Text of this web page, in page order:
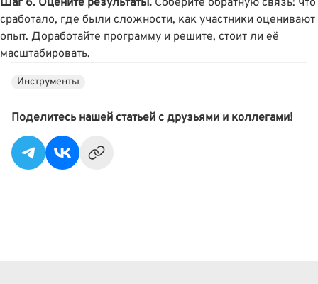
Шаг 6. Оцените результаты. Соберите обратную связь: что
сработало, где были сложности, как участники оценивают
опыт. Доработайте программу и решите, стоит ли её
масштабировать.
Инструменты
Поделитесь нашей статьей с друзьями и коллегами!